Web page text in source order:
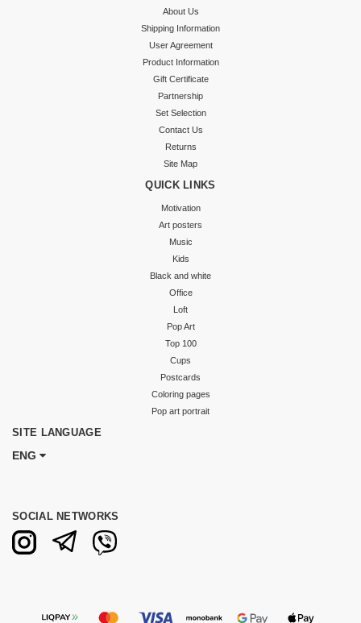
About Us
Shipping Information
User Agreement
Product Information
Gift Certificate
Partnership
Set Selection
Contact Us
Returns
Site Map
QUICK LINKS
Motivation
Art posters
Music
Kids
Black and white
Office
Loft
Pop Art
Top 100
Cups
Postcards
Coloring pages
Pop art portrait
SITE LANGUAGE
ENG
SOCIAL NETWORKS